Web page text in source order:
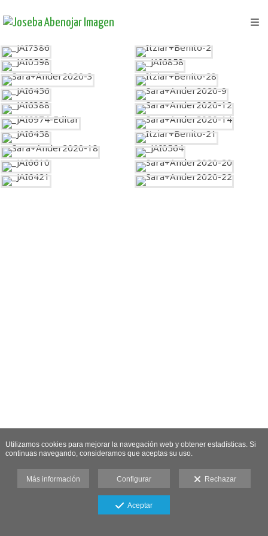
Utilizamos cookies para mejorar la navegación web y obtener estadísticas. Si
continuas navegando, consideramos que aceptas su uso.
Más información Configurar Rechazar
Aceptar